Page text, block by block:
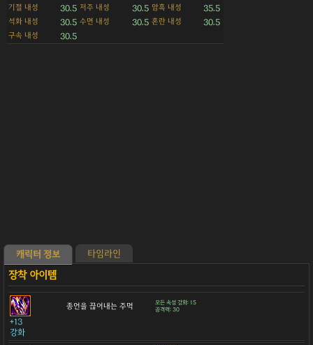
기절 내성 30.5 저주 내성 30.5 암흑 내성 35.5
석화 내성 30.5 수면 내성 30.5 혼란 내성 30.5
구속 내성 30.5
캐릭터 정보 타임라인
종언을 끊어내는 주먹
모든 속성 강화: 15
공격력: 30
+13
강화